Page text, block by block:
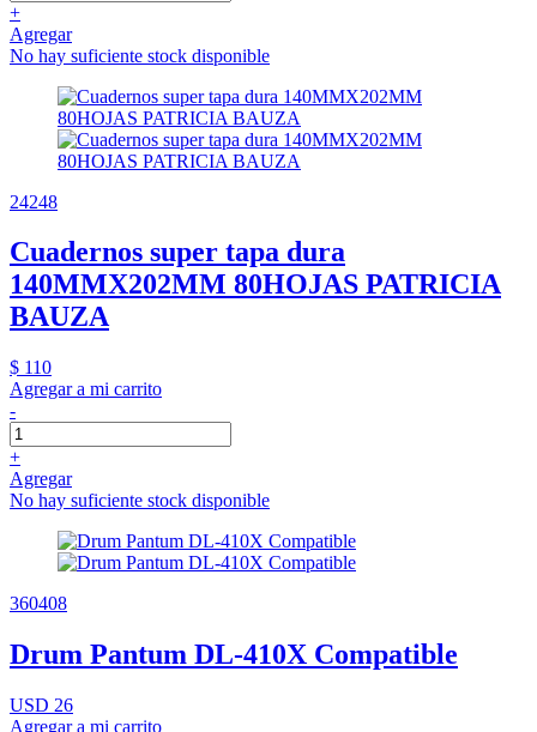
+
Agregar
No hay suficiente stock disponible
24248
Cuadernos super tapa dura
140MMX202MM 80HOJAS PATRICIA
BAUZA
$ 110
Agregar a mi carrito
-
+
Agregar
No hay suficiente stock disponible
360408
Drum Pantum DL-410X Compatible
USD 26
Agregar a mi carrito